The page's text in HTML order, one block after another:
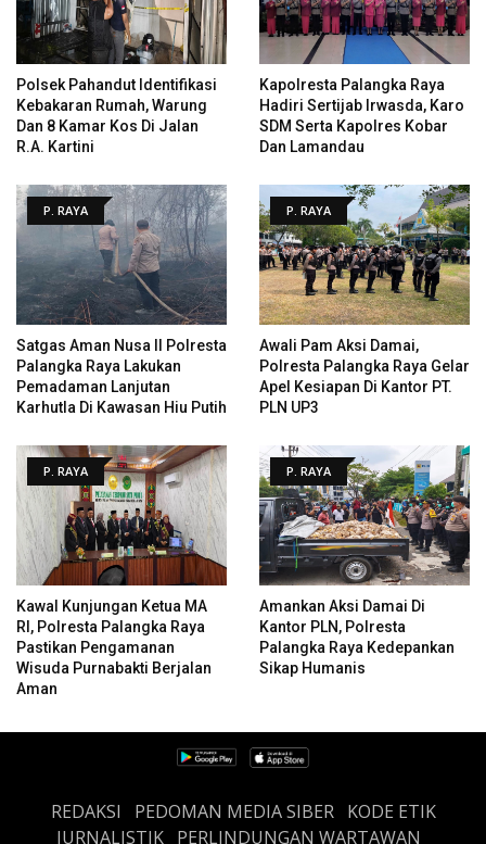
Polsek Pahandut Identifikasi
Kebakaran Rumah, Warung
Dan 8 Kamar Kos Di Jalan
R.A. Kartini
Kapolresta Palangka Raya
Hadiri Sertijab Irwasda, Karo
SDM Serta Kapolres Kobar
Dan Lamandau
P. RAYA
Satgas Aman Nusa II Polresta
Palangka Raya Lakukan
Pemadaman Lanjutan
Karhutla Di Kawasan Hiu Putih
P. RAYA
Awali Pam Aksi Damai,
Polresta Palangka Raya Gelar
Apel Kesiapan Di Kantor PT.
PLN UP3
P. RAYA
Kawal Kunjungan Ketua MA
RI, Polresta Palangka Raya
Pastikan Pengamanan
Wisuda Purnabakti Berjalan
Aman
P. RAYA
Amankan Aksi Damai Di
Kantor PLN, Polresta
Palangka Raya Kedepankan
Sikap Humanis
REDAKSI PEDOMAN MEDIA SIBER
KODE ETIK
JURNALISTIK PERLINDUNGAN WARTAWAN